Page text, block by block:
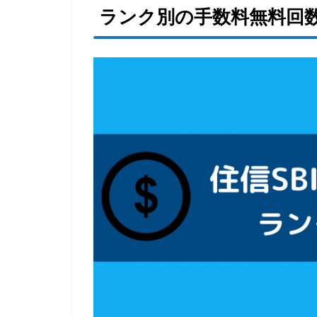
ランク別の手数料無料回